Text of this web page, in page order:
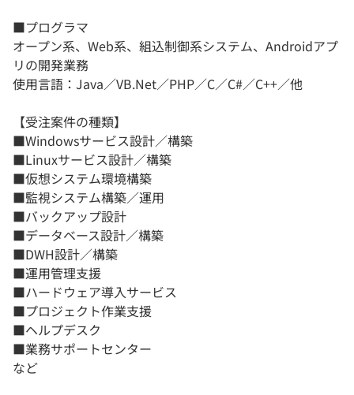
■プログラマ
オープン系、Web系、組込制御系システム、Androidアプ
リの開発業務
使用言語：Java／VB.Net／PHP／C／C#／C++／他
【受注案件の種類】
■Windowsサービス設計／構築
■Linuxサービス設計／構築
■仮想システム環境構築
■監視システム構築／運用
■バックアップ設計
■データベース設計／構築
■DWH設計／構築
■運用管理支援
■ハードウェア導入サービス
■プロジェクト作業支援
■ヘルプデスク
■業務サポートセンター
など